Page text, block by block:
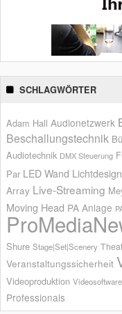
SCHLAGWÖRTER
Adam Hall Audionetzwerk
Beschallungstechnik
Audiotechnik DMX Steuerung
Par LED Wand Lichtdesign
Array Live-Streaming
Moving Head PA Anlage
Shure Stage|Set|Scenery
Veranstaltungssicherheit
Videoproduktion Videosoftware
Professionals